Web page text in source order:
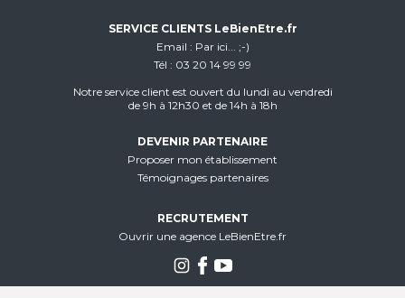
SERVICE CLIENTS LeBienEtre.fr
Email
Par ici... ;-)
Tél
03 20 14 99 99
Notre service client est ouvert du lundi au vendredi
de 9h à 12h30 et de 14h à 18h
DEVENIR PARTENAIRE
Proposer mon établissement
Témoignages partenaires
RECRUTEMENT
Ouvrir une agence LeBienEtre.fr